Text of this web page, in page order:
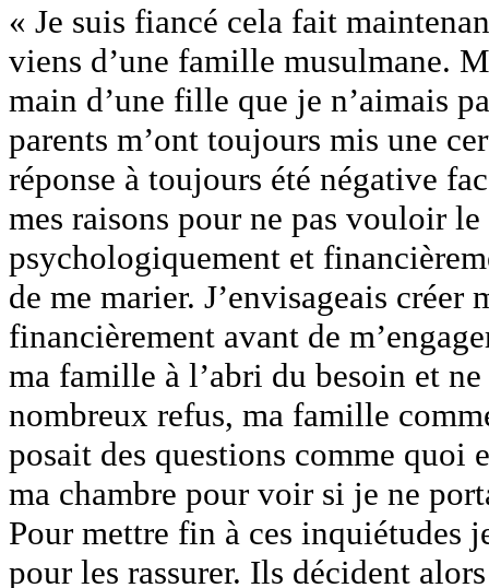
« Je suis fiancé cela fait
viens d’une famille musulmane.
main d’une fille que je n’aimais
parents m’ont toujours mis une
réponse à toujours été négative
mes raisons pour ne pas vouloir
psychologiquement et
de me marier. J’envisageais
financièrement avant de
ma famille à l’abri du besoin et
nombreux refus, ma famille
posait des questions comme quoi
ma chambre pour voir si je ne
Pour mettre fin à ces inquiétudes
pour les rassurer. Ils décident